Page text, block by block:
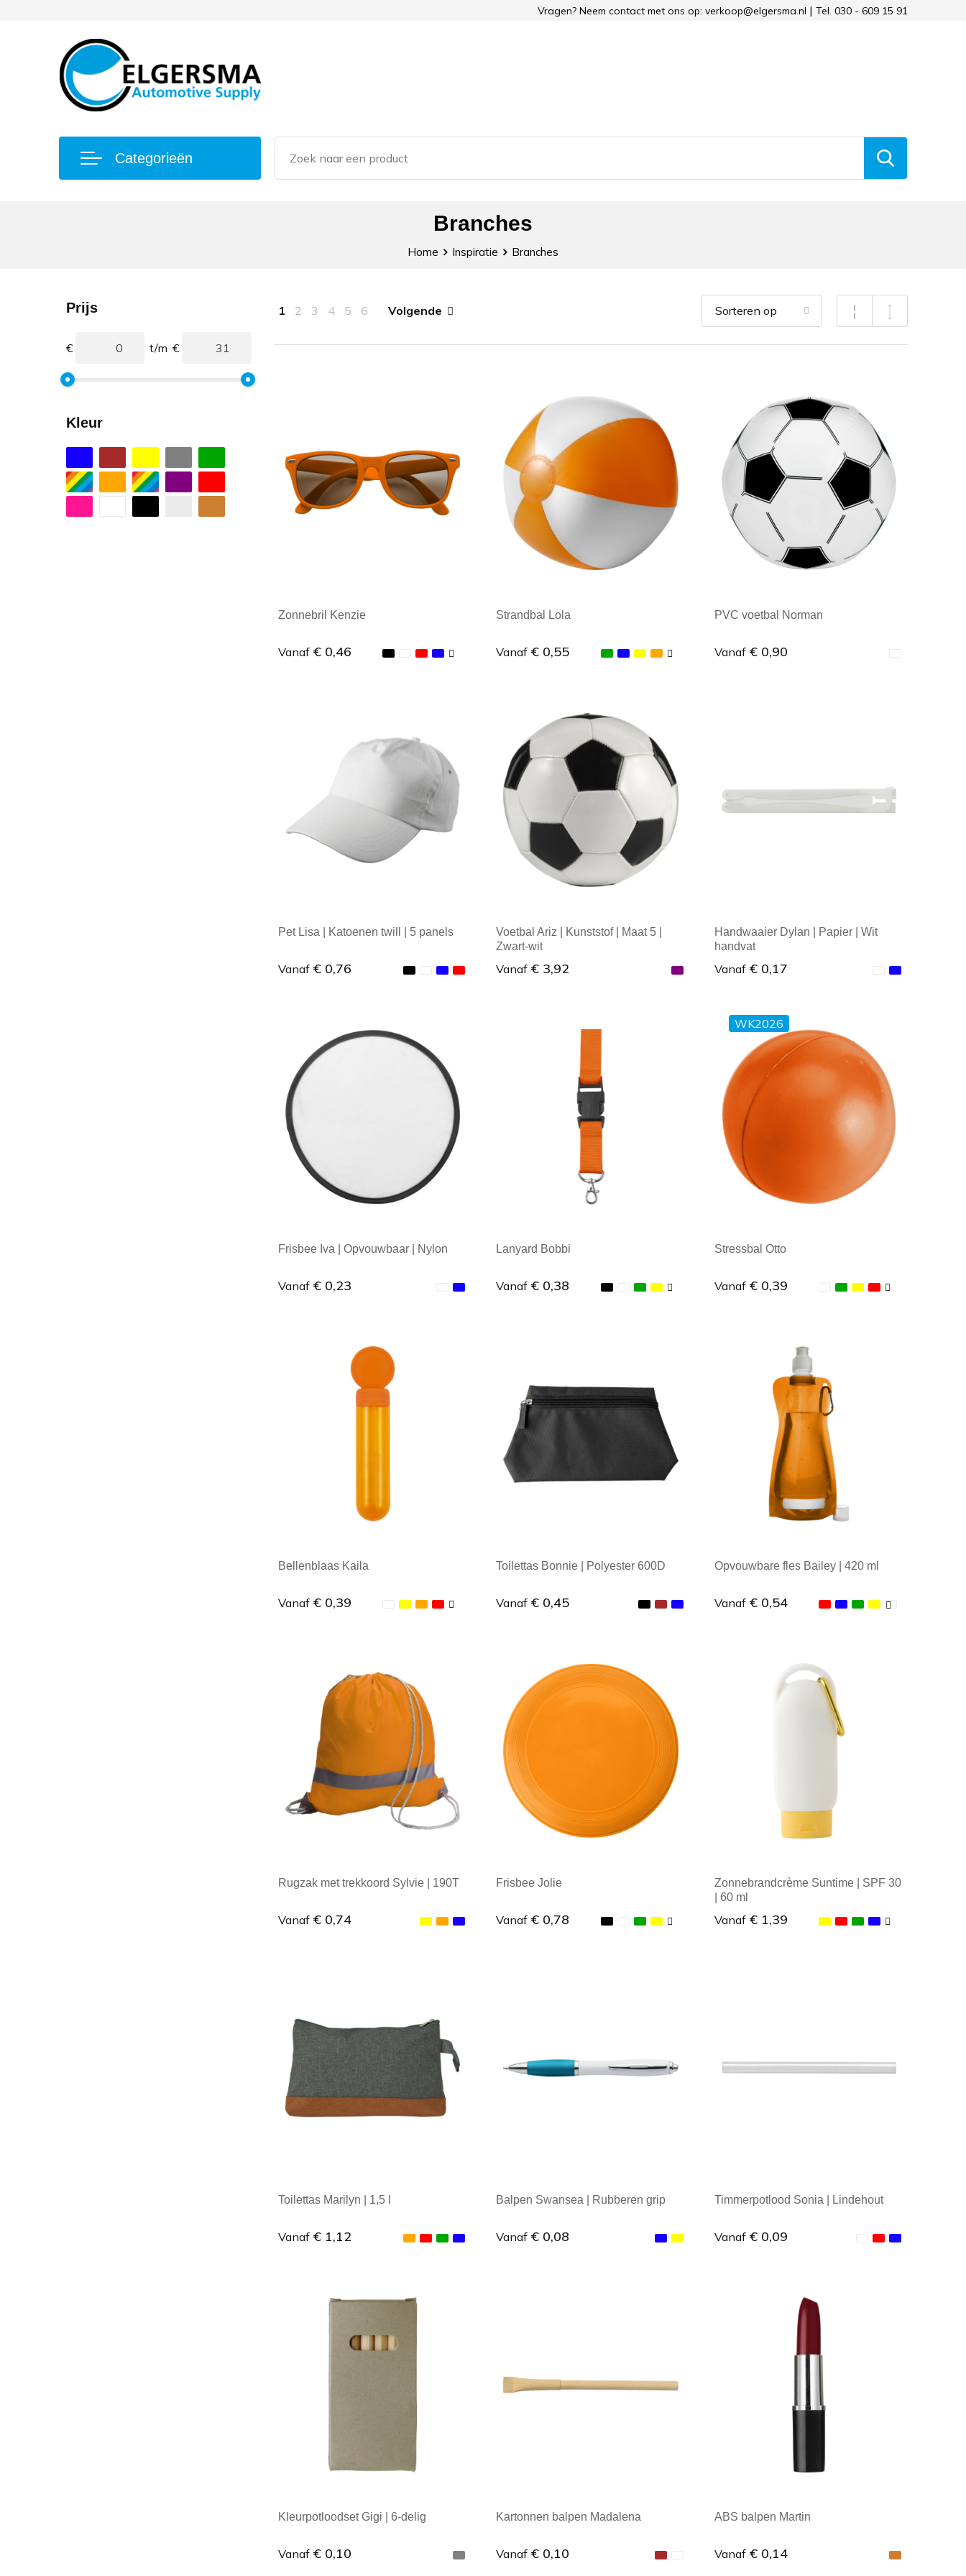
Vragen? Neem contact met ons op: verkoop@elgersma.nl Tel. 030 - 609 15 91
Categorieën
Branches
Home Inspiratie Branches
Prijs
€ t/m €
Kleur
1 2 3 4 5 6 Volgende
Zonnebril Kenzie
Vanaf € 0,46
Strandbal Lola
Vanaf € 0,55
Minimale afname: 1
PVC voetbal Norman
Vanaf € 0,90
Pet Lisa | Katoenen twill | 5 panels
Vanaf € 0,76
Minimale afname: 1
Voetbal Ariz | Kunststof | Maat 5 |
Zwart-wit
Vanaf € 3,92
Minimale afname: 1
Handwaaier Dylan | Papier | Wit
handvat
Vanaf € 0,17
Minimale afname: 1
Frisbee Iva | Opvouwbaar | Nylon
Vanaf € 0,23
Minimale afname: 1
Lanyard Bobbi
Vanaf € 0,38
WK2026
Stressbal Otto
Vanaf € 0,39
Minimale afname: 1
Bellenblaas Kaila
Vanaf € 0,39
Minimale afname: 1
Toilettas Bonnie | Polyester 600D
Vanaf € 0,45
Minimale afname: 1
Opvouwbare fles Bailey | 420 ml
Vanaf € 0,54
Minimale afname: 1
Rugzak met trekkoord Sylvie | 190T
Vanaf € 0,74
Frisbee Jolie
Vanaf € 0,78
Zonnebrandcrème Suntime | SPF 30
| 60 ml
Vanaf € 1,39
Toilettas Marilyn | 1,5 l
Vanaf € 1,12
Balpen Swansea | Rubberen grip
Vanaf € 0,08
Timmerpotlood Sonia | Lindehout
Vanaf € 0,09
Minimale afname: 1
Kleurpotloodset Gigi | 6-delig
Vanaf € 0,10
Kartonnen balpen Madalena
Vanaf € 0,10
ABS balpen Martin
Vanaf € 0,14